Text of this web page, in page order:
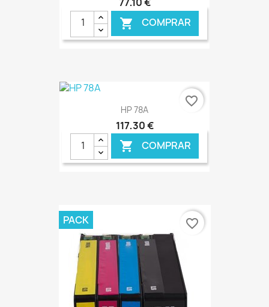
 COMPRAR
€ ONLINE
HP 78A
117,30 €
 COMPRAR
€ ONLINE
favorite_border
PACK favorite_border